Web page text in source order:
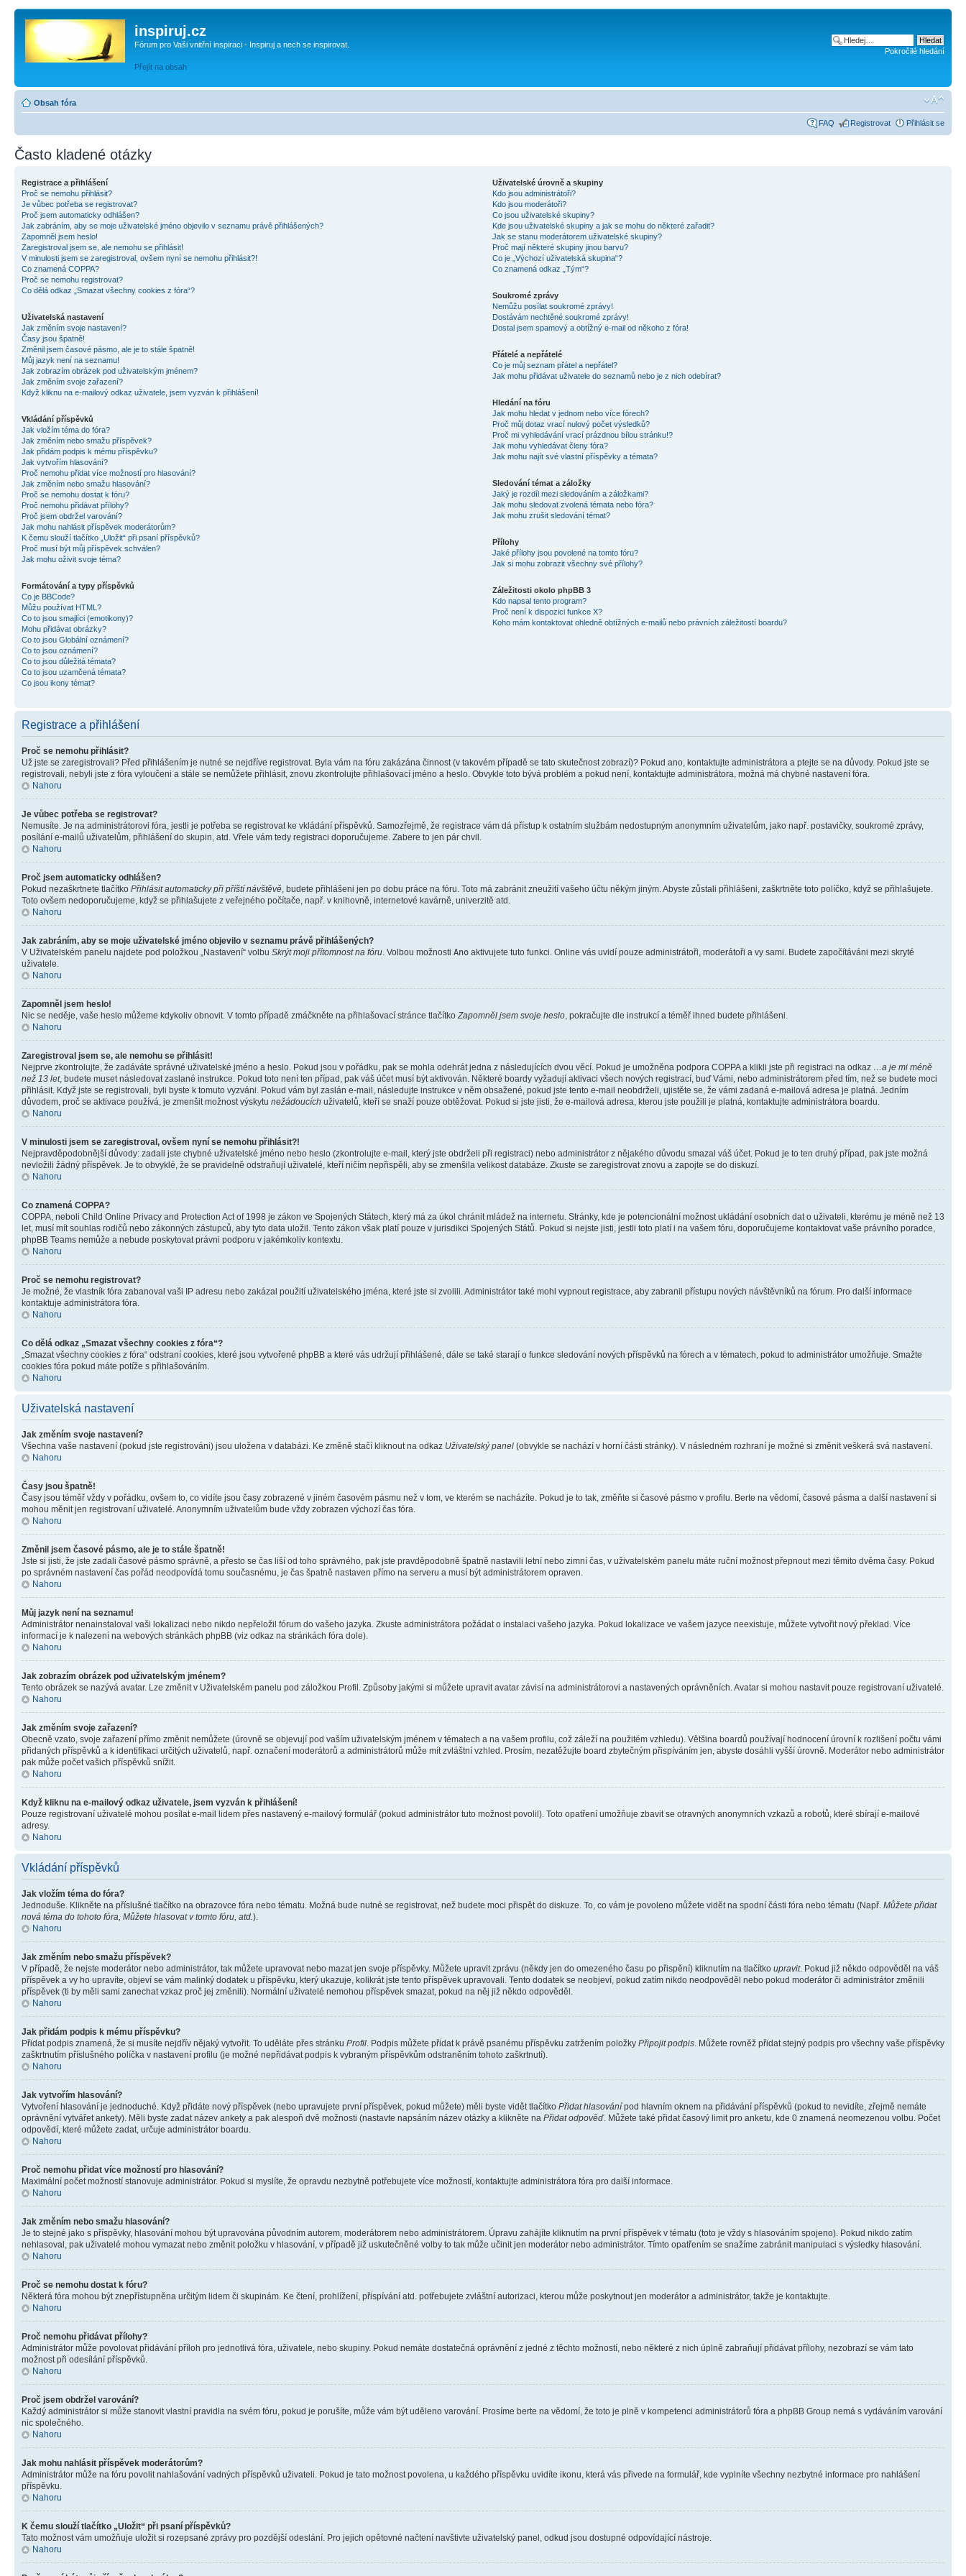
inspiruj.cz
Fórum pro Vaši vnitřní inspiraci - Inspiruj a nech se inspirovat.
Přejít na obsah
Pokročilé hledání
Obsah fóra
FAQ Registrovat Přihlásit se
Často kladené otázky
Registrace a přihlášení
Proč se nemohu přihlásit?
Je vůbec potřeba se registrovat?
Proč jsem automaticky odhlášen?
Jak zabráním, aby se moje uživatelské jméno objevilo v seznamu právě přihlášených?
Zapomněl jsem heslo!
Zaregistroval jsem se, ale nemohu se přihlásit!
V minulosti jsem se zaregistroval, ovšem nyní se nemohu přihlásit?!
Co znamená COPPA?
Proč se nemohu registrovat?
Co dělá odkaz „Smazat všechny cookies z fóra“?
Uživatelská nastavení
Jak změním svoje nastavení?
Časy jsou špatně!
Změnil jsem časové pásmo, ale je to stále špatně!
Můj jazyk není na seznamu!
Jak zobrazím obrázek pod uživatelským jménem?
Jak změním svoje zařazení?
Když kliknu na e-mailový odkaz uživatele, jsem vyzván k přihlášení!
Vkládání příspěvků
Jak vložím téma do fóra?
Jak změním nebo smažu příspěvek?
Jak přidám podpis k mému příspěvku?
Jak vytvořím hlasování?
Proč nemohu přidat více možností pro hlasování?
Jak změním nebo smažu hlasování?
Proč se nemohu dostat k fóru?
Proč nemohu přidávat přílohy?
Proč jsem obdržel varování?
Jak mohu nahlásit příspěvek moderátorům?
K čemu slouží tlačítko „Uložit“ při psaní příspěvků?
Proč musí být můj příspěvek schválen?
Jak mohu oživit svoje téma?
Formátování a typy příspěvků
Co je BBCode?
Můžu používat HTML?
Co to jsou smajlíci (emotikony)?
Mohu přidávat obrázky?
Co to jsou Globální oznámení?
Co to jsou oznámení?
Co to jsou důležitá témata?
Co to jsou uzamčená témata?
Co jsou ikony témat?
Uživatelské úrovně a skupiny
Kdo jsou administrátoři?
Kdo jsou moderátoři?
Co jsou uživatelské skupiny?
Kde jsou uživatelské skupiny a jak se mohu do některé zařadit?
Jak se stanu moderátorem uživatelské skupiny?
Proč mají některé skupiny jinou barvu?
Co je „Výchozí uživatelská skupina“?
Co znamená odkaz „Tým“?
Soukromé zprávy
Nemůžu posílat soukromé zprávy!
Dostávám nechtěné soukromé zprávy!
Dostal jsem spamový a obtížný e-mail od někoho z fóra!
Přátelé a nepřátelé
Co je můj seznam přátel a nepřátel?
Jak mohu přidávat uživatele do seznamů nebo je z nich odebírat?
Hledání na fóru
Jak mohu hledat v jednom nebo více fórech?
Proč můj dotaz vrací nulový počet výsledků?
Proč mi vyhledávání vrací prázdnou bílou stránku!?
Jak mohu vyhledávat členy fóra?
Jak mohu najít své vlastní příspěvky a témata?
Sledování témat a záložky
Jaký je rozdíl mezi sledováním a záložkami?
Jak mohu sledovat zvolená témata nebo fóra?
Jak mohu zrušit sledování témat?
Přílohy
Jaké přílohy jsou povolené na tomto fóru?
Jak si mohu zobrazit všechny své přílohy?
Záležitosti okolo phpBB 3
Kdo napsal tento program?
Proč není k dispozici funkce X?
Koho mám kontaktovat ohledně obtížných e-mailů nebo právních záležitostí boardu?
Registrace a přihlášení
Proč se nemohu přihlásit?
Už jste se zaregistrovali? Před přihlášením je nutné se nejdříve registrovat. Byla vám na fóru zakázána činnost (v takovém případě se tato skutečnost zobrazí)? Pokud ano, kontaktujte administrátora a ptejte se na důvody. Pokud jste se
registrovali, nebyli jste z fóra vyloučeni a stále se nemůžete přihlásit, znovu zkontrolujte přihlašovací jméno a heslo. Obvykle toto bývá problém a pokud není, kontaktujte administrátora, možná má chybné nastavení fóra.
Nahoru
Je vůbec potřeba se registrovat?
Nemusíte. Je na administrátorovi fóra, jestli je potřeba se registrovat ke vkládání příspěvků. Samozřejmě, že registrace vám dá přístup k ostatním službám nedostupným anonymním uživatelům, jako např. postavičky, soukromé zprávy,
posílání e-mailů uživatelům, přihlášení do skupin, atd. Vřele vám tedy registraci doporučujeme. Zabere to jen pár chvil.
Nahoru
Proč jsem automaticky odhlášen?
Pokud nezaškrtnete tlačítko Přihlásit automaticky při příští návštěvě, budete přihlášeni jen po dobu práce na fóru. Toto má zabránit zneužití vašeho účtu někým jiným. Abyste zůstali přihlášeni, zaškrtněte toto políčko, když se přihlašujete.
Toto ovšem nedoporučujeme, když se přihlašujete z veřejného počítače, např. v knihovně, internetové kavárně, univerzitě atd.
Nahoru
Jak zabráním, aby se moje uživatelské jméno objevilo v seznamu právě přihlášených?
V Uživatelském panelu najdete pod položkou „Nastavení“ volbu Skrýt moji přítomnost na fóru. Volbou možnosti Ano aktivujete tuto funkci. Online vás uvidí pouze administrátoři, moderátoři a vy sami. Budete započítáváni mezi skryté
uživatele.
Nahoru
Zapomněl jsem heslo!
Nic se neděje, vaše heslo můžeme kdykoliv obnovit. V tomto případě zmáčkněte na přihlašovací stránce tlačítkoZapomněl jsem svoje heslo, pokračujte dle instrukcí a téměř ihned budete přihlášeni.
Nahoru
Zaregistroval jsem se, ale nemohu se přihlásit!
Nejprve zkontrolujte, že zadáváte správné uživatelské jméno a heslo. Pokud jsou v pořádku, pak se mohla odehrát jedna z následujících dvou věcí. Pokud je umožněna podpora COPPA a klikli jste při registraci na odkaz …a je mi méně
než 13 let, budete muset následovat zaslané instrukce. Pokud toto není ten případ, pak váš účet musí být aktivován. Některé boardy vyžadují aktivaci všech nových registrací, buď Vámi, nebo administrátorem před tím, než se budete moci
přihlásit. Když jste se registrovali, byli byste k tomuto vyzváni. Pokud vám byl zaslán e-mail, následujte instrukce v něm obsažené, pokud jste tento e-mail neobdrželi, ujistěte se, že vámi zadaná e-mailová adresa je platná. Jedním
důvodem, proč se aktivace používá, je zmenšit možnost výskytu nežádoucích uživatelů, kteří se snaží pouze obtěžovat. Pokud si jste jisti, že e-mailová adresa, kterou jste použili je platná, kontaktujte administrátora boardu.
Nahoru
V minulosti jsem se zaregistroval, ovšem nyní se nemohu přihlásit?!
Nejpravděpodobnější důvody: zadali jste chybné uživatelské jméno nebo heslo (zkontrolujte e-mail, který jste obdrželi při registraci) nebo administrátor z nějakého důvodu smazal váš účet. Pokud je to ten druhý případ, pak jste možná
nevložili žádný příspěvek. Je to obvyklé, že se pravidelně odstraňují uživatelé, kteří ničím nepřispěli, aby se zmenšila velikost databáze. Zkuste se zaregistrovat znovu a zapojte se do diskuzí.
Nahoru
Co znamená COPPA?
COPPA, neboli Child Online Privacy and Protection Act of 1998 je zákon ve Spojených Státech, který má za úkol chránit mládež na internetu. Stránky, kde je potencionální možnost ukládání osobních dat o uživateli, kterému je méně než 13
let, musí mít souhlas rodičů nebo zákonných zástupců, aby tyto data uložil. Tento zákon však platí pouze v jurisdikci Spojených Států. Pokud si nejste jisti, jestli toto platí i na vašem fóru, doporučujeme kontaktovat vaše právního poradce,
phpBB Teams nemůže a nebude poskytovat právni podporu v jakémkoliv kontextu.
Nahoru
Proč se nemohu registrovat?
Je možné, že vlastník fóra zabanoval vaši IP adresu nebo zakázal použití uživatelského jména, které jste si zvolili. Administrátor také mohl vypnout registrace, aby zabranil přístupu nových návštěvníků na fórum. Pro další informace
kontaktuje administrátora fóra.
Nahoru
Co dělá odkaz „Smazat všechny cookies z fóra“?
„Smazat všechny cookies z fóra“ odstraní cookies, které jsou vytvořené phpBB a které vás udržují přihlášené, dále se také starají o funkce sledování nových příspěvků na fórech a v tématech, pokud to administrátor umožňuje. Smažte
cookies fóra pokud máte potíže s přihlašováním.
Nahoru
Uživatelská nastavení
Jak změním svoje nastavení?
Všechna vaše nastavení (pokud jste registrováni) jsou uložena v databázi. Ke změně stačí kliknout na odkaz Uživatelský panel (obvykle se nachází v horní části stránky). V následném rozhraní je možné si změnit veškerá svá nastavení.
Nahoru
Časy jsou špatně!
Časy jsou téměř vždy v pořádku, ovšem to, co vidíte jsou časy zobrazené v jiném časovém pásmu než v tom, ve kterém se nacházíte. Pokud je to tak, změňte si časové pásmo v profilu. Berte na vědomí, časové pásma a další nastavení si
mohou měnit jen registrovaní uživatelé. Anonymním uživatelům bude vždy zobrazen výchozí čas fóra.
Nahoru
Změnil jsem časové pásmo, ale je to stále špatně!
Jste si jisti, že jste zadali časové pásmo správně, a přesto se čas liší od toho správného, pak jste pravděpodobně špatně nastavili letní nebo zimní čas, v uživatelském panelu máte ruční možnost přepnout mezi těmito dvěma časy. Pokud
po správném nastavení čas pořád neodpovídá tomu současnému, je čas špatně nastaven přímo na serveru a musí být administrátorem opraven.
Nahoru
Můj jazyk není na seznamu!
Administrátor nenainstaloval vaši lokalizaci nebo nikdo nepřeložil fórum do vašeho jazyka. Zkuste administrátora požádat o instalaci vašeho jazyka. Pokud lokalizace ve vašem jazyce neexistuje, můžete vytvořit nový překlad. Více
informací je k nalezení na webových stránkách phpBB (viz odkaz na stránkách fóra dole).
Nahoru
Jak zobrazím obrázek pod uživatelským jménem?
Tento obrázek se nazývá avatar. Lze změnit v Uživatelském panelu pod záložkou Profil. Způsoby jakými si můžete upravit avatar závisí na administrátorovi a nastavených oprávněních. Avatar si mohou nastavit pouze registrovaní uživatelé.
Nahoru
Jak změním svoje zařazení?
Obecně vzato, svoje zařazení přímo změnit nemůžete (úrovně se objevují pod vaším uživatelským jménem v tématech a na vašem profilu, což záleží na použitém vzhledu). Většina boardů používají hodnocení úrovní k rozlišení počtu vámi
přidaných příspěvků a k identifikaci určitých uživatelů, např. označení moderátorů a administrátorů může mít zvláštní vzhled. Prosím, nezatěžujte board zbytečným přispíváním jen, abyste dosáhli vyšší úrovně. Moderátor nebo administrátor
pak může počet vašich příspěvků snížit.
Nahoru
Když kliknu na e-mailový odkaz uživatele, jsem vyzván k přihlášení!
Pouze registrovaní uživatelé mohou posílat e-mail lidem přes nastavený e-mailový formulář (pokud administrátor tuto možnost povolil). Toto opatření umožňuje zbavit se otravných anonymních vzkazů a robotů, které sbírají e-mailové
adresy.
Nahoru
Vkládání příspěvků
Jak vložím téma do fóra?
Jednoduše. Klikněte na příslušné tlačítko na obrazovce fóra nebo tématu. Možná bude nutné se registrovat, než budete moci přispět do diskuze. To, co vám je povoleno můžete vidět na spodní části fóra nebo tématu (Např. Můžete přidat
nová téma do tohoto fóra, Můžete hlasovat v tomto fóru, atd.).
Nahoru
Jak změním nebo smažu příspěvek?
V případě, že nejste moderátor nebo administrátor, tak můžete upravovat nebo mazat jen svoje příspěvky. Můžete upravit zprávu (někdy jen do omezeného času po přispění) kliknutím na tlačítko upravit. Pokud již někdo odpověděl na váš
příspěvek a vy ho upravíte, objeví se vám malinký dodatek u příspěvku, který ukazuje, kolikrát jste tento příspěvek upravovali. Tento dodatek se neobjeví, pokud zatím nikdo neodpověděl nebo pokud moderátor či administrátor změnili
příspěvek (ti by měli sami zanechat vzkaz proč jej změnili). Normální uživatelé nemohou příspěvek smazat, pokud na něj již někdo odpověděl.
Nahoru
Jak přidám podpis k mému příspěvku?
Přidat podpis znamená, že si musíte nejdřív nějaký vytvořit. To uděláte přes stránku Profil. Podpis můžete přidat k právě psanému příspěvku zatržením položky Připojit podpis. Můžete rovněž přidat stejný podpis pro všechny vaše příspěvky
zaškrtnutím příslušného políčka v nastavení profilu (je možné nepřidávat podpis k vybraným příspěvkům odstraněním tohoto zaškrtnutí).
Nahoru
Jak vytvořím hlasování?
Vytvoření hlasování je jednoduché. Když přidáte nový příspěvek (nebo upravujete první příspěvek, pokud můžete) měli byste vidět tlačítko Přidat hlasování pod hlavním oknem na přidávání příspěvků (pokud to nevidíte, zřejmě nemáte
oprávnění vytvářet ankety). Měli byste zadat název ankety a pak alespoň dvě možnosti (nastavte napsáním název otázky a klikněte na Přidat odpověď. Můžete také přidat časový limit pro anketu, kde 0 znamená neomezenou volbu. Počet
odpovědí, které můžete zadat, určuje administrátor boardu.
Nahoru
Proč nemohu přidat více možností pro hlasování?
Maximální počet možností stanovuje administrátor. Pokud si myslíte, že opravdu nezbytně potřebujete více možností, kontaktujte administrátora fóra pro další informace.
Nahoru
Jak změním nebo smažu hlasování?
Je to stejné jako s příspěvky, hlasování mohou být upravována původním autorem, moderátorem nebo administrátorem. Úpravu zahájíte kliknutím na první příspěvek v tématu (toto je vždy s hlasováním spojeno). Pokud nikdo zatím
nehlasoval, pak uživatelé mohou vymazat nebo změnit položku v hlasování, v případě již uskutečněné volby to tak může učinit jen moderátor nebo administrátor. Tímto opatřením se snažíme zabránit manipulaci s výsledky hlasování.
Nahoru
Proč se nemohu dostat k fóru?
Některá fóra mohou být znepřístupněna určitým lidem či skupinám. Ke čtení, prohlížení, přispívání atd. potřebujete zvláštní autorizaci, kterou může poskytnout jen moderátor a administrátor, takže je kontaktujte.
Nahoru
Proč nemohu přidávat přílohy?
Administrátor může povolovat přidávání příloh pro jednotlivá fóra, uživatele, nebo skupiny. Pokud nemáte dostatečná oprávnění z jedné z těchto možností, nebo některé z nich úplně zabraňují přidávat přílohy, nezobrazí se vám tato
možnost při odesílání příspěvků.
Nahoru
Proč jsem obdržel varování?
Každý administrátor si může stanovit vlastní pravidla na svém fóru, pokud je porušíte, může vám být uděleno varování. Prosíme berte na vědomí, že toto je plně v kompetenci administrátorů fóra a phpBB Group nemá s vydáváním varování
nic společného.
Nahoru
Jak mohu nahlásit příspěvek moderátorům?
Administrátor může na fóru povolit nahlašování vadných příspěvků uživateli. Pokud je tato možnost povolena, u každého příspěvku uvidíte ikonu, která vás přivede na formulář, kde vyplníte všechny nezbytné informace pro nahlášení
příspěvku.
Nahoru
K čemu slouží tlačítko „Uložit“ při psaní příspěvků?
Tato možnost vám umožňuje uložit si rozepsané zprávy pro pozdější odeslání. Pro jejich opětovné načtení navštivte uživatelský panel, odkud jsou dostupné odpovídající nástroje.
Nahoru